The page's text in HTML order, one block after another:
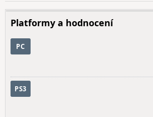
Platformy a hodnocení
PC
PS3